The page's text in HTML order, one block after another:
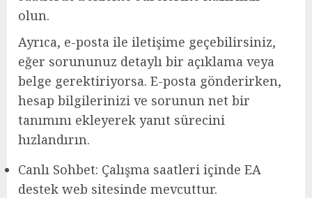
olun.
Ayrıca, e-posta ile iletişime geçebilirsiniz,
eğer sorununuz detaylı bir açıklama veya
belge gerektiriyorsa. E-posta gönderirken,
hesap bilgilerinizi ve sorunun net bir
tanımını ekleyerek yanıt sürecini
hızlandırın.
Canlı Sohbet: Çalışma saatleri içinde EA
destek web sitesinde mevcuttur.